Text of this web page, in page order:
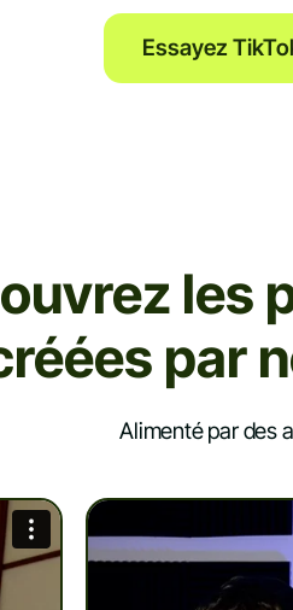
Essayez
les
par
Alimenté par des